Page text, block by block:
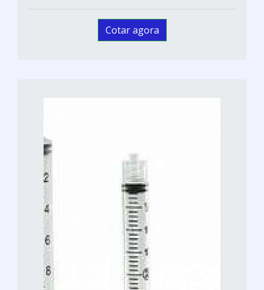
Cotar agora